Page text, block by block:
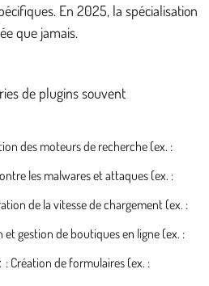
En 2025, la spécialisation
que jamais.
de plugins souvent
des moteurs de recherche (ex. :
les malwares et attaques (ex. :
de la vitesse de chargement (ex. :
et gestion de boutiques en ligne (ex. :
: Création de formulaires (ex. :